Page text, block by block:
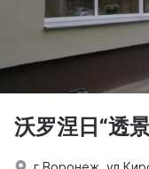
沃罗涅日“透